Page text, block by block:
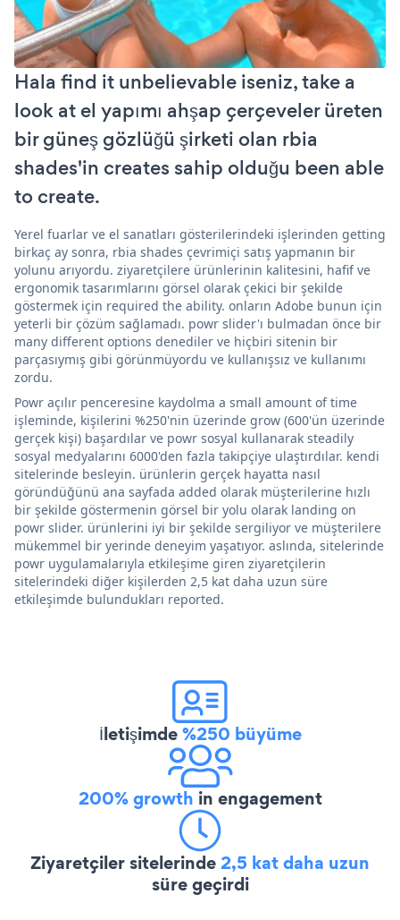
Hala find it unbelievable iseniz, take a
look at el yapımı ahşap çerçeveler üreten
bir güneş gözlüğü şirketi olan rbia
shades'in creates sahip olduğu been able
to create.
Yerel fuarlar ve el sanatları gösterilerindeki işlerinden getting
birkaç ay sonra, rbia shades çevrimiçi satış yapmanın bir
yolunu arıyordu. ziyaretçilere ürünlerinin kalitesini, hafif ve
ergonomik tasarımlarını görsel olarak çekici bir şekilde
göstermek için required the ability. onların Adobe bunun için
yeterli bir çözüm sağlamadı. powr slider'ı bulmadan önce bir
many different options denediler ve hiçbiri sitenin bir
parçasıymış gibi görünmüyordu ve kullanışsız ve kullanımı
zordu.
Powr açılır penceresine kaydolma a small amount of time
işleminde, kişilerini %250'nin üzerinde grow (600'ün üzerinde
gerçek kişi) başardılar ve powr sosyal kullanarak steadily
sosyal medyalarını 6000'den fazla takipçiye ulaştırdılar. kendi
sitelerinde besleyin. ürünlerin gerçek hayatta nasıl
göründüğünü ana sayfada added olarak müşterilerine hızlı
bir şekilde göstermenin görsel bir yolu olarak landing on
powr slider. ürünlerini iyi bir şekilde sergiliyor ve müşterilere
mükemmel bir yerinde deneyim yaşatıyor. aslında, sitelerinde
powr uygulamalarıyla etkileşime giren ziyaretçilerin
sitelerindeki diğer kişilerden 2,5 kat daha uzun süre
etkileşimde bulundukları reported.
İletişimde%250 büyüme
200% growth in engagement
Ziyaretçiler sitelerinde2,5 kat daha uzun
süre geçirdi